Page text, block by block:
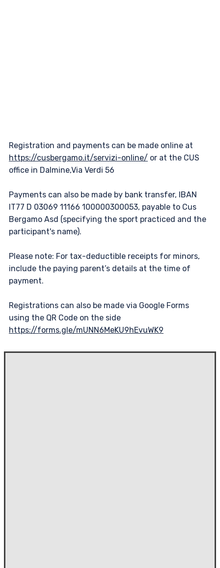
Registration and payments can be made online at
https://cusbergamo.it/servizi-online/ or at the CUS
office in Dalmine,Via Verdi 56
Payments can also be made by bank transfer, IBAN
IT77 D 03069 11166 100000300053, payable to Cus
Bergamo Asd (specifying the sport practiced and the
participant's name).
Please note: For tax-deductible receipts for minors,
include the paying parent’s details at the time of
payment.
Registrations can also be made via Google Forms
using the QR Code on the side
https://forms.gle/mUNN6MeKU9hEvuWK9